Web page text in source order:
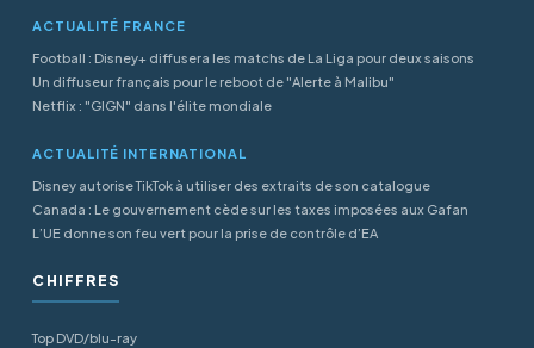
ACTUALITÉ FRANCE
Football : Disney+ diffusera les matchs de La Liga pour deux saisons
Un diffuseur français pour le reboot de "Alerte à Malibu"
Netflix : "GIGN" dans l'élite mondiale
ACTUALITÉ INTERNATIONAL
Disney autorise TikTok à utiliser des extraits de son catalogue
Canada : Le gouvernement cède sur les taxes imposées aux Gafan
L’UE donne son feu vert pour la prise de contrôle d’EA
CHIFFRES
Top DVD/blu-ray